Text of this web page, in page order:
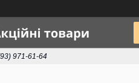
971-61-64